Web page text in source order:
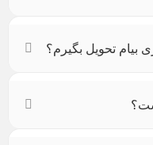
بیام تحویل بگیرم؟